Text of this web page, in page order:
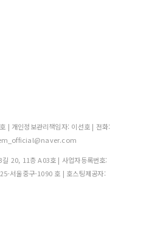
| 개인정보관리책임자: 이선호 | 전화:
20, 11층 A03호 | 사업자등록번호:
서울중구-1090 호 | 호스팅제공자: